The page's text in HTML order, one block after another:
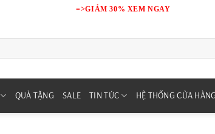
=>GIẢM 30% XEM NGAY
QUÀ TẶNG SALE TIN TỨC HỆ THỐNG CỬA HÀNG